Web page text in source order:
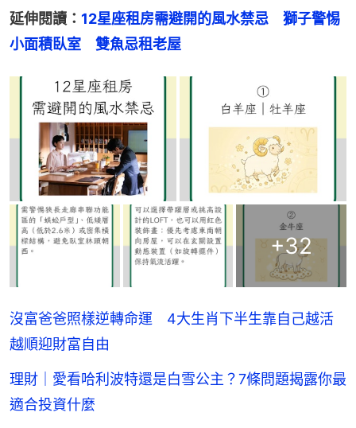
延伸閱讀： 12星座租房需避開的風水禁忌　獅子警惕
小面積臥室　雙魚忌租老屋
+32
沒富爸爸照樣逆轉命運 4大生肖下半生靠自己越活
越順迎財富自由
理財｜愛看哈利波特還是白雪公主？7條問題揭露你最
適合投資什麼